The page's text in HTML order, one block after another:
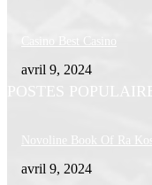
Casino Best Casino
avril 9, 2024
POSTES
Novoline Book Of Ra
avril 9, 2024